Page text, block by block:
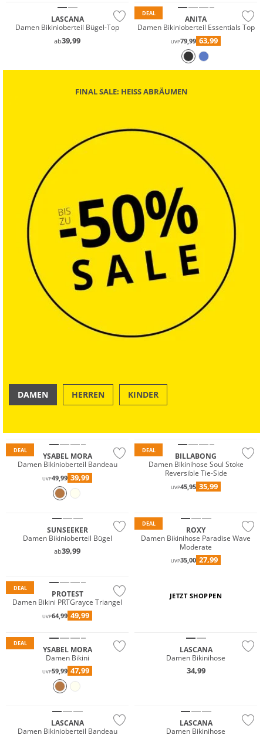
LASCANA
Damen Bikinioberteil Bügel-Top
ab39,99
DEAL
ANITA
Damen Bikinioberteil Essentials Top
UVP79,99 63,99
FINAL SALE: HEISS ABRÄUMEN
DAMEN HERREN KINDER
DEAL
YSABEL MORA
Damen Bikinioberteil Bandeau
UVP49,99 39,99
DEAL
BILLABONG
Damen Bikinihose Soul Stoke
Reversible Tie-Side
UVP45,95 35,99
SUNSEEKER
Damen Bikinioberteil Bügel
ab39,99
DEAL
Mix & Match
ROXY
Damen Bikinihose Paradise Wave
Moderate
UVP35,00 27,99
DEAL
PROTEST
Damen Bikini PRTGrayce Triangel
UVP64,99 49,99
JETZT SHOPPEN
DEAL
YSABEL MORA
Damen Bikini
UVP59,99 47,99
LASCANA
Damen Bikinihose
34,99
LASCANA
Damen Bikinioberteil Bandeau
LASCANA
Damen Bikinihose